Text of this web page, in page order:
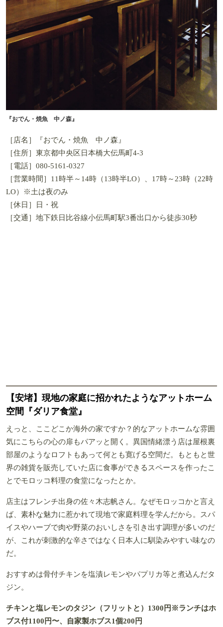
『おでん・焼魚 中ノ森』
［店名］『おでん・焼魚 中ノ森』
［住所］東京都中央区日本橋大伝馬町4-3
［電話］080-5161-0327
［営業時間］11時半～14時（13時半LO）、17時～23時（22時
LO）※土は夜のみ
［休日］日・祝
［交通］地下鉄日比谷線小伝馬町駅3番出口から徒歩30秒
【安堵】現地の家庭に招かれたようなアットホーム
空間『ダリア食堂』
えっと、ここどこか海外の家ですか？的なアットホームな雰囲
気にこちらの心の扉もパアッと開く。異国情緒漂う店は屋根裏
部屋のようなロフトもあって何とも寛げる空間だ。もともと世
界の雑貨を販売していた店に食事ができるスペースを作ったこ
とでモロッコ料理の食堂になったとか。
店主はフレンチ出身の佐々木志帆さん。なぜモロッコかと言え
ば、素朴な魅力に惹かれて現地で家庭料理を学んだから。スパ
イスやハーブで肉や野菜のおいしさを引き出す調理が多いのだ
が、これが刺激的な辛さではなく日本人に馴染みやすい味なの
だ。
おすすめは骨付チキンを塩漬レモンやパプリカ等と煮込んだタ
ジン。
チキンと塩レモンのタジン（フリットと）1300円※ランチはホ
ブス付1100円〜、自家製ホブス1個200円